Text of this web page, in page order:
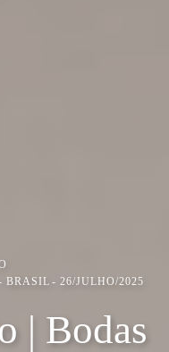
BRASIL
26/JULHO/2025
| Bodas